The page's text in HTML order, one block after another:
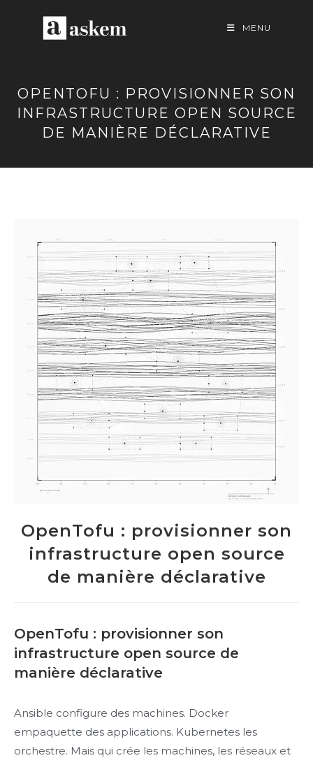
MENU
OPENTOFU : PROVISIONNER SON
INFRASTRUCTURE OPEN SOURCE
DE MANIÈRE DÉCLARATIVE
OpenTofu : provisionner son
infrastructure open source
de manière déclarative
OpenTofu : provisionner son
infrastructure open source de
manière déclarative
Ansible configure des machines. Docker
empaquette des applications. Kubernetes les
orchestre. Mais qui crée les machines, les réseaux et